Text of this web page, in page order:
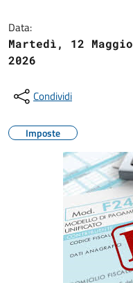
Data:
Martedì, 12 Maggio
2026
Condividi
Imposte